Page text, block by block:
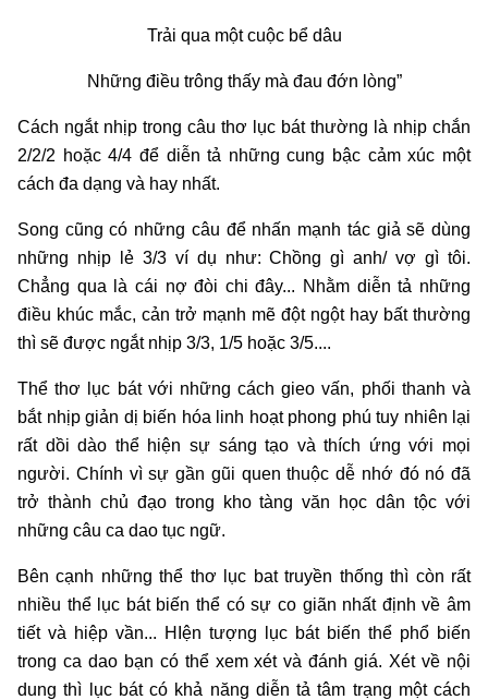
Trải qua một cuộc bể dâu
Những điều trông thấy mà đau đớn lòng”
Cách ngắt nhịp trong câu thơ lục bát thường là nhịp chắn
2/2/2 hoặc 4/4 để diễn tả những cung bậc cảm xúc một
cách đa dạng và hay nhất.
Song cũng có những câu để nhấn mạnh tác giả sẽ dùng
những nhịp lẻ 3/3 ví dụ như: Chồng gì anh/ vợ gì tôi.
Chẳng qua là cái nợ đòi chi đây... Nhằm diễn tả những
điều khúc mắc, cản trở mạnh mẽ đột ngột hay bất thường
thì sẽ được ngắt nhịp 3/3, 1/5 hoặc 3/5....
Thể thơ lục bát với những cách gieo vấn, phối thanh và
bắt nhịp giản dị biến hóa linh hoạt phong phú tuy nhiên lại
rất dồi dào thể hiện sự sáng tạo và thích ứng với mọi
người. Chính vì sự gần gũi quen thuộc dễ nhớ đó nó đã
trở thành chủ đạo trong kho tàng văn học dân tộc với
những câu ca dao tục ngữ.
Bên cạnh những thể thơ lục bat truyền thống thì còn rất
nhiều thể lục bát biến thể có sự co giãn nhất định về âm
tiết và hiệp vần... HIện tượng lục bát biến thể phổ biến
trong ca dao bạn có thể xem xét và đánh giá. Xét về nội
dung thì lục bát có khả năng diễn tả tâm trạng một cách